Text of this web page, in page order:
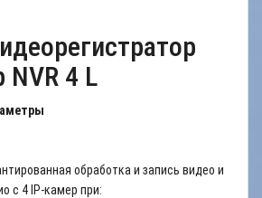
NVR 4 L
обработка и запись видео и
с 4 IP-камер при: